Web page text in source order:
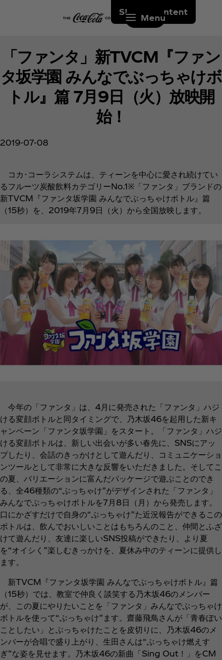
Skip to content
Menu
「ファンタ」新TVCM『ファン
タ坂学園 みんなでぶっちゃけボ
トル』篇 7月9日（火）放映開
始！
2019-07-08
コカ･コーラシステムは、ティーンを中心に愛され続けてい
るフルーツ炭酸飲料カテゴリーNo.1※「ファンタ」ブランドの
新TVCM『ファンタ坂学園 みんなでぶっちゃけボトル』篇
（15秒）を、2019年7月9日（火）から全国放映します。
今年の「ファンタ」は、4月に発売された「ファンタ」ハジ
ける変顔ボトルと同タイミングで、乃木坂46を起用した新キ
ャンペーン「ファンタ坂学園」をスタート。「ファンタ」ハジ
ける変顔ボトルは、新しい出会いが多い春先に、SNSにアッ
プしたり、会話のきっかけとして遊んだり、コミュニケーショ
ンツールとして非常に大きな反響をいただきました。そしてこ
の夏、バリエーションに富んだパッケージで遊ぶことのでき
る、全46種類の“ぶっちゃけ”がデザインされた「ファンタ」
みんなでぶっちゃけボトルを7月8日（月）から発売します。
口にかざすだけで自身の“ぶっちゃけ”た近況報告ができるこの
ボトルは、飲んでおいしいことはもちろんのこと、仲間とふざ
けて遊んだり、友達に楽しいSNS投稿ができたり、より夏
を“オイシく”楽しむきっかけを、夏休み中のティーンに提供し
ます。
新TVCM『ファンタ坂学園 みんなでぶっちゃけボトル』篇
（15秒）では、教室で仲良く談笑する乃木坂46のメンバー
が、この夏にやりたいことを「ファンタ」みんなでぶっちゃけ
ボトルを使って“ぶっちゃけ”ます。齋藤飛鳥さんが「青春ぽい
ことしたい」とぶっちゃけたことを皮切りに、乃木坂46のメ
ンバーが合唱で盛り上がり、生田さんは“ぶっちゃけ燃えす
ぎ”な姿を見せます。乃木坂46の新曲「Sing Out！」をCM